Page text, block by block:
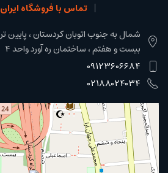
تماس با فروشگاه
شمال به جنوب اتوبان کردستان ، پایین
بیست و هفتم ، ساختمان ره آورد واحد 4
09123606684
02188024034